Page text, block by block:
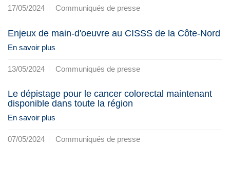
17/05/2024 Communiqués de presse
Enjeux de main-d'oeuvre au CISSS de la Côte-Nord
En savoir plus
13/05/2024 Communiqués de presse
Le dépistage pour le cancer colorectal maintenant
disponible dans toute la région
En savoir plus
07/05/2024 Communiqués de presse